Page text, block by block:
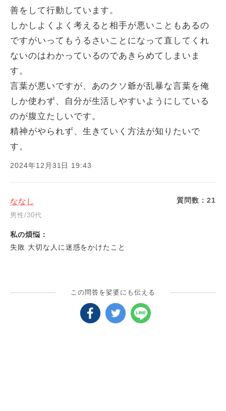
善をして行動しています。
しかしよくよく考えると相手が悪いこともあるの
ですがいってもうるさいことになって直してくれ
ないのはわかっているのであきらめてしまいま
す。
言葉が悪いですが、あのクソ爺が乱暴な言葉を俺
しか使わず、自分が生活しやすいようにしている
のが腹立たしいです。
精神がやられず、生きていく方法が知りたいで
す。
2024年12月31日 19:43
ななし
男性/30代
質問数：21
私の煩悩：
失敗 大切な人に迷惑をかけたこと
この問答を娑婆にも伝える